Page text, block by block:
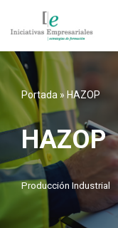
Saltar
al
contenido
Portada » HAZOP
HAZOP
Producción Industrial